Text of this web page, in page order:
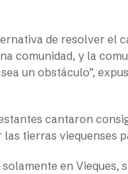
de resolver el
comunidad, y la
un obstáculo”,
cantaron
tierras viequenses
en Vieques,